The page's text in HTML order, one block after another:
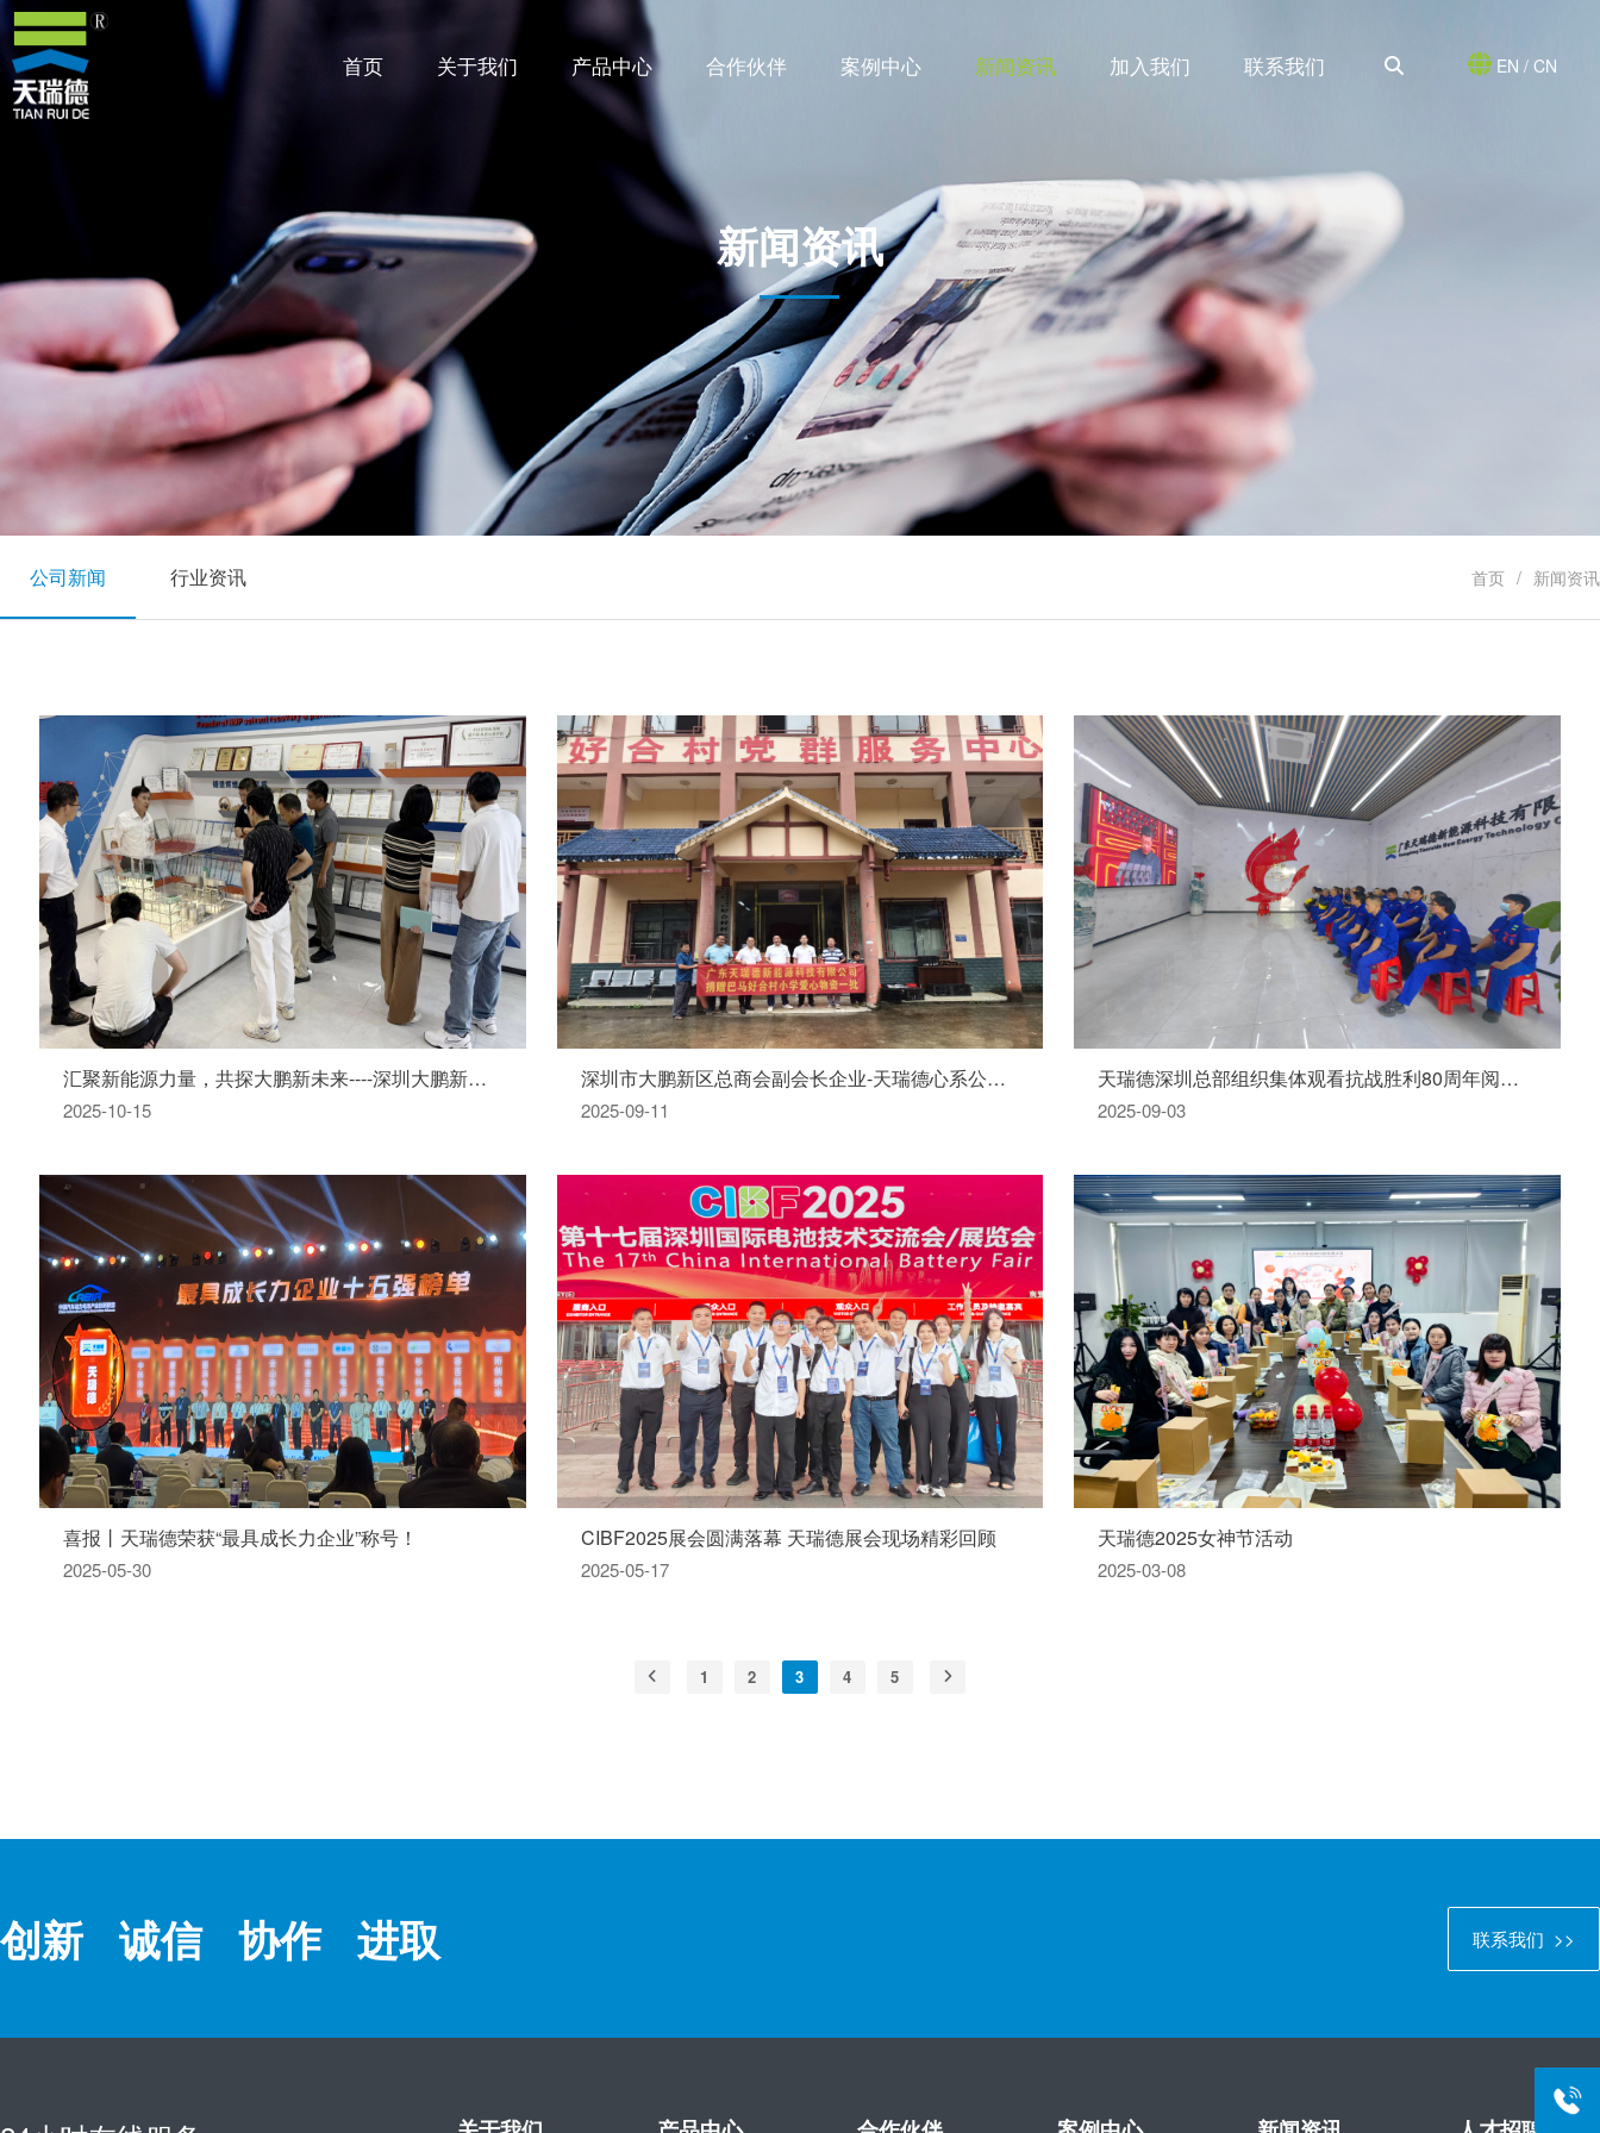
首页 关于我们 产品中心 合作伙伴 案例中心 新闻资讯 加入我们 联系我们 EN / CN
新闻资讯
公司新闻 行业资讯 首页 新闻资讯
汇聚新能源力量，共探大鹏新未来----深圳大鹏新区领导一行莅临天瑞德公司指导交流
2025-10-15
深圳市大鹏新区总商会副会长企业-天瑞德心系公益 温暖行动显担当
2025-09-11
天瑞德深圳总部组织集体观看抗战胜利80周年阅兵仪式
2025-09-03
喜报丨天瑞德荣获“最具成长力企业”称号！
2025-05-30
CIBF2025展会圆满落幕 天瑞德展会现场精彩回顾
2025-05-17
天瑞德2025女神节活动
2025-03-08
1 2 3 4 5
创新 诚信 协作 进取 联系我们 >>